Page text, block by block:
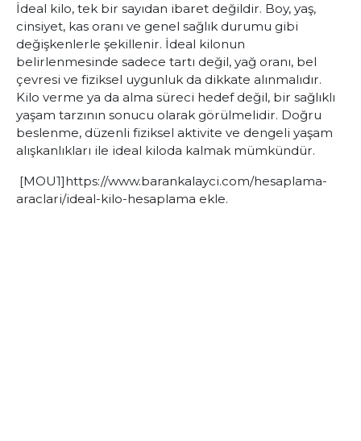
İdeal kilo, tek bir sayıdan ibaret değildir. Boy, yaş,
cinsiyet, kas oranı ve genel sağlık durumu gibi
değişkenlerle şekillenir. İdeal kilonun
belirlenmesinde sadece tartı değil, yağ oranı, bel
çevresi ve fiziksel uygunluk da dikkate alınmalıdır.
Kilo verme ya da alma süreci hedef değil, bir sağlıklı
yaşam tarzının sonucu olarak görülmelidir. Doğru
beslenme, düzenli fiziksel aktivite ve dengeli yaşam
alışkanlıkları ile ideal kiloda kalmak mümkündür.
[MOU1]https://www.barankalayci.com/hesaplama-
araclari/ideal-kilo-hesaplama ekle.